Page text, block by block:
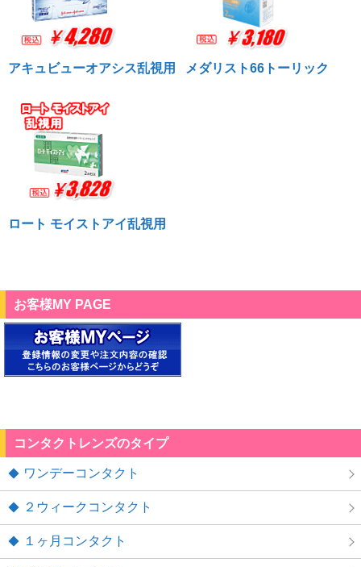
アキュビューオアシス乱視用 メダリスト66トーリック
ロート モイストアイ乱視用
お客様MY PAGE
コンタクトレンズのタイプ
ワンデーコンタクト
２ウィークコンタクト
１ヶ月コンタクト